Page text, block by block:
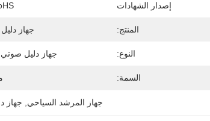
إصدار الشهادات
المنتج: جهاز
النوع: جهاز دليل
السمة:
جهاز المرشد السياحي جهاز